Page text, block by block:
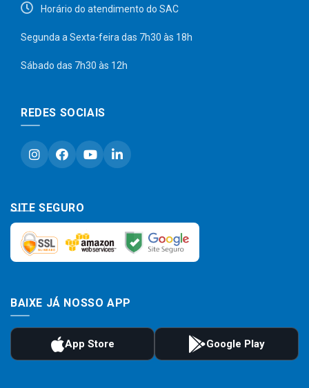
Horário do atendimento do SAC
Segunda a Sexta-feira das 7h30 às 18h
Sábado das 7h30 às 12h
REDES SOCIAIS
SITE SEGURO
BAIXE JÁ NOSSO APP